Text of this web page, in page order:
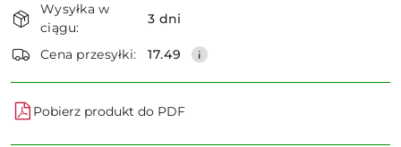
i
dostawa
Wysyłka w
ciągu:
3 dni
Cena przesyłki: 17.49
Pobierz produkt do PDF